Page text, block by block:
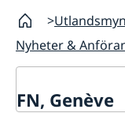
Nyheter &
FN, Genève